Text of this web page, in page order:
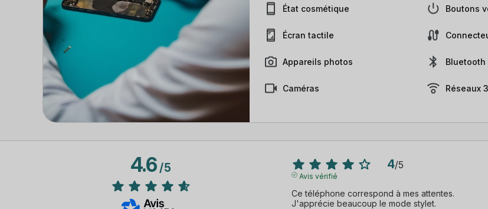
État cosmétique
Écran tactile
Appareils photos
Caméras
Boutons
Bluetooth
Réseaux
4.6/5 4/5
Avis vérifié
Ce téléphone correspond à mes attentes.
J'apprécie beaucoup le mode stylet.